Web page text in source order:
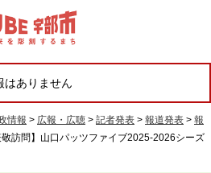
はありません
情報 > 広報・広聴 > 記者発表 > 報道発表 > 報
訪問】⼭⼝パッツファイブ2025-2026シーズ